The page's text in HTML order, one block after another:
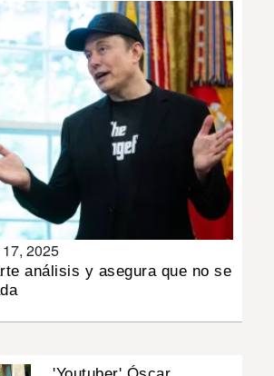
2025
análisis y asegura que no se